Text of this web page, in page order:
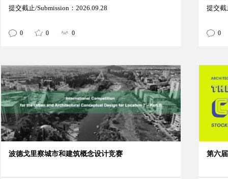
提交截止/Submission：2026.09.28
0 0 0
提交截
0
波德戈里察城市和建筑概念设计竞赛 第六